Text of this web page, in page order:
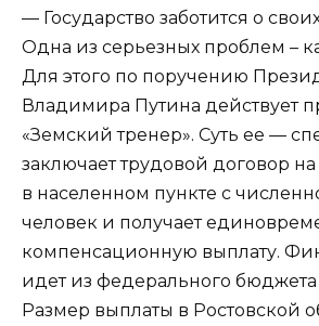
— Государство заботится о
Одна из серьезных проблем –
Для этого по поручению
Владимира Путина действует
«Земский тренер». Суть ее —
заключает трудовой договор
в населенном пункте с
человек и получает
компенсационную выплату.
идет из федерального
Размер выплаты в Ростовской